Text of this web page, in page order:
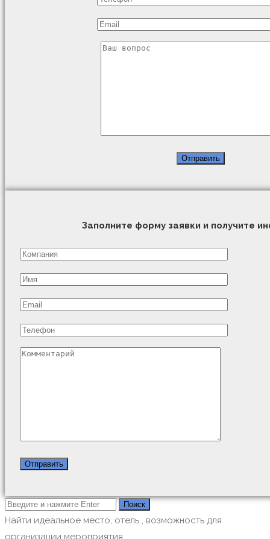
Заполните форму заявки и получите
Найти идеальное место, отель , возможность для
организации мероприятия.